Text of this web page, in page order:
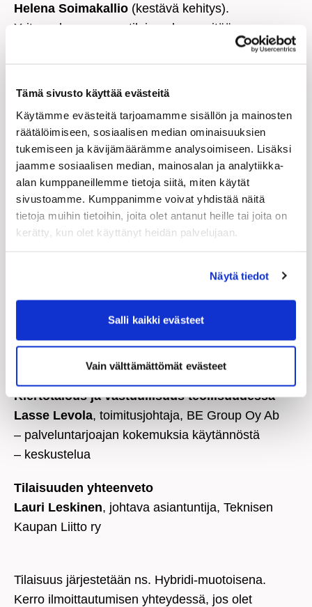
Tämä sivusto käyttää evästeitä
Käytämme evästeitä tarjoamamme sisällön ja mainosten
räätälöimiseen, sosiaalisen median ominaisuuksien
tukemiseen ja kävijämäärämme analysoimiseen. Lisäksi
jaamme sosiaalisen median, mainosalan ja analytiikka-
alan kumppaneillemme tietoja siitä, miten käytät
sivustoamme. Kumppanimme voivat yhdistää näitä
tietoja muihin tietoihin, joita olet antanut heille tai joita on
kerätty, kun olet käyttänyt heidän palvelujaan.
Näytä tiedot
Salli kaikki evästeet
Vain välttämättömät evästeet
Helena Soimakallio (kestävä kehitys).
Yrityspuheenvuoron tilaisuudessa pitää
BE Group Oy Ab:sta.
Tilaisuuden avaus
Lauri Leskinen, johtava asiantuntija, Teknisen
Kaupan Liitto ry
Kiertotalous ja vastuullisuus teollisuudessa
Helena Soimakallio, johtaja, Teknologiateollisuus
ry
– mitä osaamista ja työkaluja yritykset tarvitsevat
saadakseen kilpailuetua nyt ja tulevaisuudessa
– case-esimerkkejä
– keskustelua
Kiertotalous ja vastuullisuus teollisuudessa
Lasse Levola, toimitusjohtaja, BE Group Oy Ab
– palveluntarjoajan kokemuksia käytännöstä
– keskustelua
Tilaisuuden yhteenveto
Lauri Leskinen, johtava asiantuntija, Teknisen
Kaupan Liitto ry
Tilaisuus järjestetään ns. Hybridi-muotoisena.
Kerro ilmoittautumisen yhteydessä, jos olet